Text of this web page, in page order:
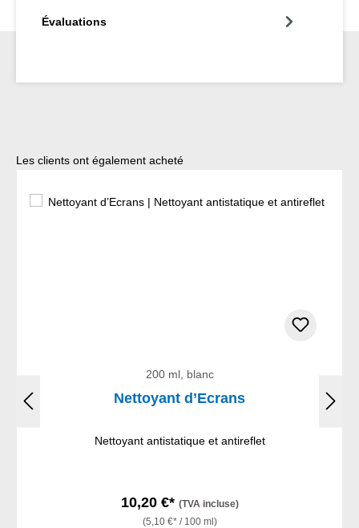
Évaluations
Ignorer la galerie de produits
Les clients ont également acheté
200 ml, blanc
Nettoyant d’Ecrans
Nettoyant antistatique et antireflet
10,20 €* (TVA incluse)
(5,10 €* / 100 ml)